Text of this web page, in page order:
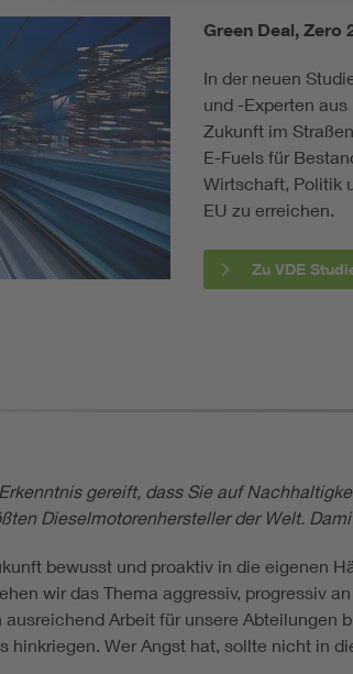
Green Deal, Zero
In der neuen
und -Experten
Zukunft im
E-Fuels für
Wirtschaft, Politik
EU zu erreichen.
Zu VDE
gereift, dass Sie auf
Dieselmotorenhersteller der Welt.
bewusst und proaktiv in die eigenen
wir das Thema aggressiv, progressiv
Arbeit für unsere Abteilungen
hinkriegen. Wer Angst hat, sollte nicht in